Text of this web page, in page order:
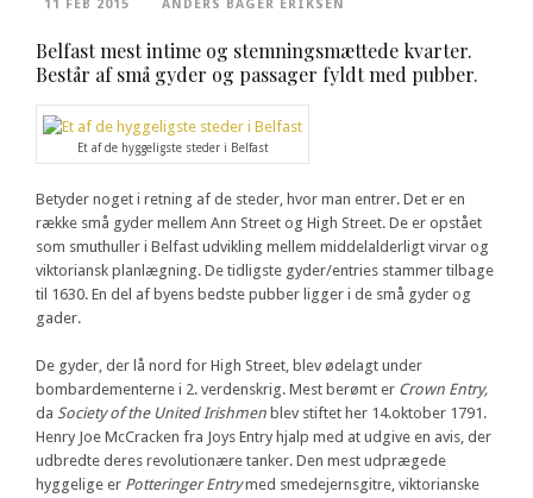
11 FEB 2015 ANDERS BAGER ERIKSEN
Belfast mest intime og stemningsmættede kvarter.
Består af små gyder og passager fyldt med pubber.
Et af de hyggeligste steder i Belfast
Betyder noget i retning af de steder, hvor man entrer. Det er en
række små gyder mellem Ann Street og High Street. De er opstået
som smuthuller i Belfast udvikling mellem middelalderligt virvar og
viktoriansk planlægning. De tidligste gyder/entries stammer tilbage
til 1630. En del af byens bedste pubber ligger i de små gyder og
gader.
De gyder, der lå nord for High Street, blev ødelagt under
bombardementerne i 2. verdenskrig. Mest berømt er Crown Entry,
da Society of the United Irishmen blev stiftet her 14.oktober 1791.
Henry Joe McCracken fra Joys Entry hjalp med at udgive en avis, der
udbredte deres revolutionære tanker. Den mest udprægede
hyggelige er Potteringer Entrymed smedejernsgitre, viktorianske